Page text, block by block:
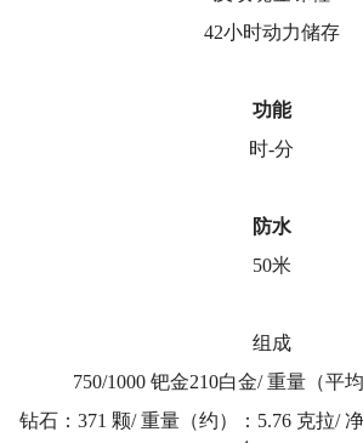
42小时动力储存
功能
时-分
防水
50米
组成
750/1000 钯金210白金/ 重量（平
钻石：371 颗/ 重量（约）：5.76 克拉/